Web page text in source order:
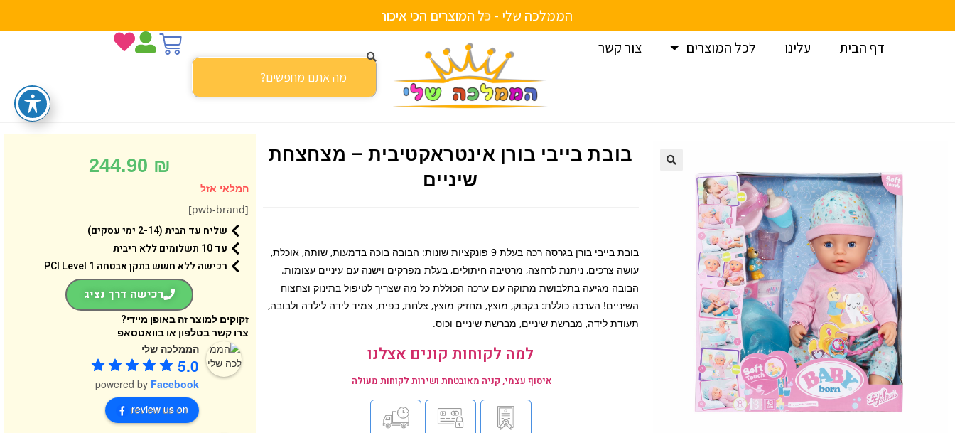
הממלכה שלי - הכ י שליחעד הבית
דף הבית עלינו לכל המוצרים צור קשר
בובת בייבי בורן אינטראקטיבית – מצחצחת
שיניים
בובת בייבי בורן בגרסה רכה בעלת 9 פונקציות שונות: הבובה בוכה בדמעות, שותה, אוכלת,
עושה צרכים, ניתנת לרחצה, מרטיבה חיתולים, בעלת מפרקים וישנה עם עיניים עצומות.
הבובה מגיעה בתלבושת מתוקה עם ערכה הכוללת כל מה שצריך לטיפול בתינוק וצחצוח
השיניים! הערכה כוללת: בקבוק, מוצץ, מחזיק מוצץ, צלחת, כפית, צמיד לידה לילדה ולבובה,
תעודת לידה, מברשת שיניים, מברשת שיניים וכוס.
למה לקוחות קונים אצלנו
איסוף עצמי, קניה מאובטחת ושירות לקוחות מעולה
244.90 ₪
המלאי אזל
[pwb-brand]
שליח עד הבית (2-14 ימי עסקים)
עד 10 תשלומים ללא ריבית
רכישה ללא חשש בתקן אבטחה 1 PCI Level
רכישה דרך נציג
זקוקים למוצר זה באופן מיידי?
צרו קשר בטלפון או בוואטסאפ
הממלכה שלי
5.0
powered by Facebook
review us on